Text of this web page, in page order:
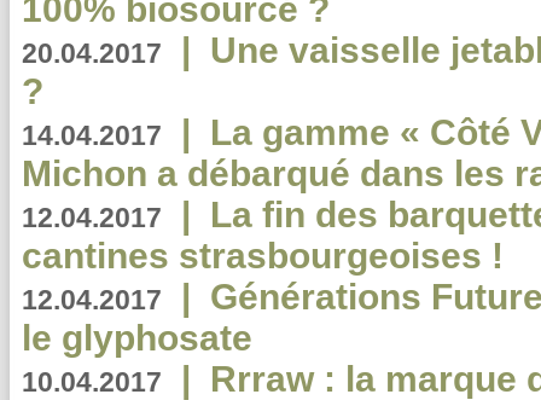
100% biosourcé ?
20.04.2017 | Une vaisselle
?
14.04.2017 | La gamme « Côté
Michon a débarqué dans les
12.04.2017 | La fin des
cantines strasbourgeoises !
12.04.2017 | Générations
le glyphosate
10.04.2017 | Rrraw : la marque